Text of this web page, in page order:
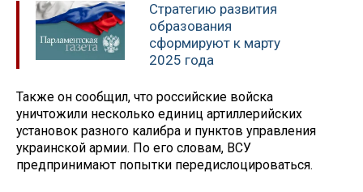
Стратегию развития
образования
сформируют к марту
2025 года
Также он сообщил, что российские войска
уничтожили несколько единиц артиллерийских
установок разного калибра и пунктов управления
украинской армии. По его словам, ВСУ
предпринимают попытки передислоцироваться.